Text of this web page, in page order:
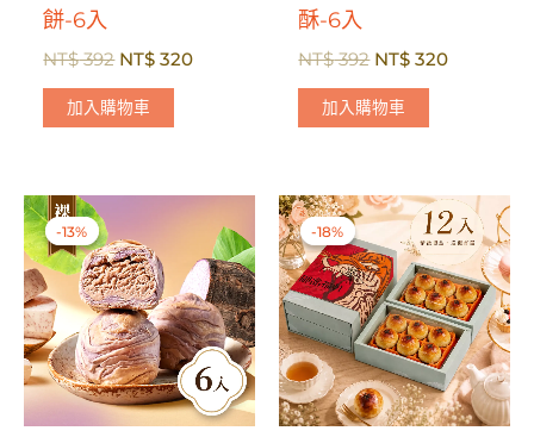
餅-6入
NT$392 原
價
格：
NT$ 320目
加入購物車
酥-6入
NT$392 原
價
格：
NT$ 320目
加入購物車
-13%
-13% -18%
-18%